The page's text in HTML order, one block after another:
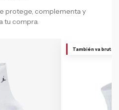
protege, complementa y
tu compra.
También va brutal